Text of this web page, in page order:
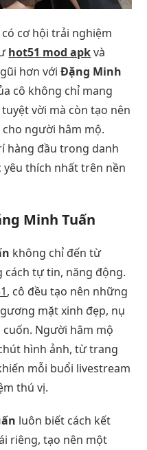
cơ hội trải nghiệm
hot51 mod apkvà
hơn vớiĐặng Minh
cô không chỉ mang
vời mà còn tạo nên
người hâm mộ.
hàng đầu trong danh
thích nhất trên nền
Minh Tuấn
không chỉ đến từ
tự tin, năng động.
, cô đều tạo nên những
mặt xinh đẹp, nụ
Người hâm mộ
hình ảnh, từ trang
mỗi buổi livestream
thú vị.
luôn biết cách kết
riêng, tạo nên một